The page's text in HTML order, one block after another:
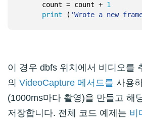
      count = count +
1
print ( 'Wrote a new
이 경우 dbfs 위치에서 비디오를
의 VideoCapture 메서드를 사용
(1000ms마다 촬영)을 만들고 해
저장합니다. 전체 코드 예제는 비